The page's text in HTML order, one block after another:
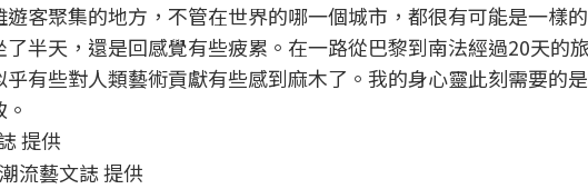
客聚集的地方，不管在世界的哪一個城市，都很有可能是一樣
半天，還是回感覺有些疲累。在一路從巴黎到南法經過20天的
有些對人類藝術貢獻有些感到麻木了。我的身心靈此刻需要的
流藝文誌 提供